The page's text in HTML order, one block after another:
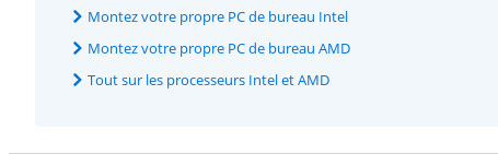
Montez votre propre PC de bureau Intel
Montez votre propre PC de bureau AMD
Tout sur les processeurs Intel et AMD